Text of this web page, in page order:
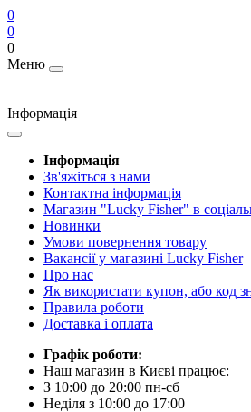
0
0
0
Меню
Інформація
Інформація
Зв'яжіться з нами
Контактна інформація
Магазин "Lucky Fisher" в
Новинки
Умови повернення товару
Вакансії у магазині Lucky Fisher
Про нас
Як використати купон, або код
Правила роботи
Доставка і оплата
Графік роботи:
Наш магазин в Києві працює:
З 10:00 до 20:00 пн-сб
Неділя з 10:00 до 17:00